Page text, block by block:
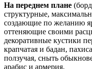
На переднем плане
структурные,
создающие по желанию
оттеняющие своими
декоративные кустики
крапчатая и бадан,
ползучая, сныть
арабис и армерия.